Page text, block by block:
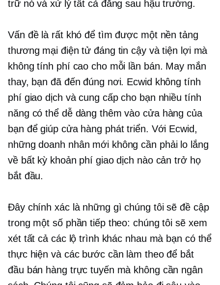
trữ nó và xử lý tất cả đằng sau hậu trường.
Vấn đề là rất khó để tìm được một nền tảng
thương mại điện tử đáng tin cậy và tiện lợi mà
không tính phí cao cho mỗi lần bán. May mắn
thay, bạn đã đến đúng nơi. Ecwid không tính
phí giao dịch và cung cấp cho bạn nhiều tính
năng có thể dễ dàng thêm vào cửa hàng của
bạn để giúp cửa hàng phát triển. Với Ecwid,
những doanh nhân mới không cần phải lo lắng
về bất kỳ khoản phí giao dịch nào cản trở họ
bắt đầu.
Đây chính xác là những gì chúng tôi sẽ đề cập
trong một số phần tiếp theo: chúng tôi sẽ xem
xét tất cả các lộ trình khác nhau mà bạn có thể
thực hiện và các bước cần làm theo để bắt
đầu bán hàng trực tuyến mà không cần ngân